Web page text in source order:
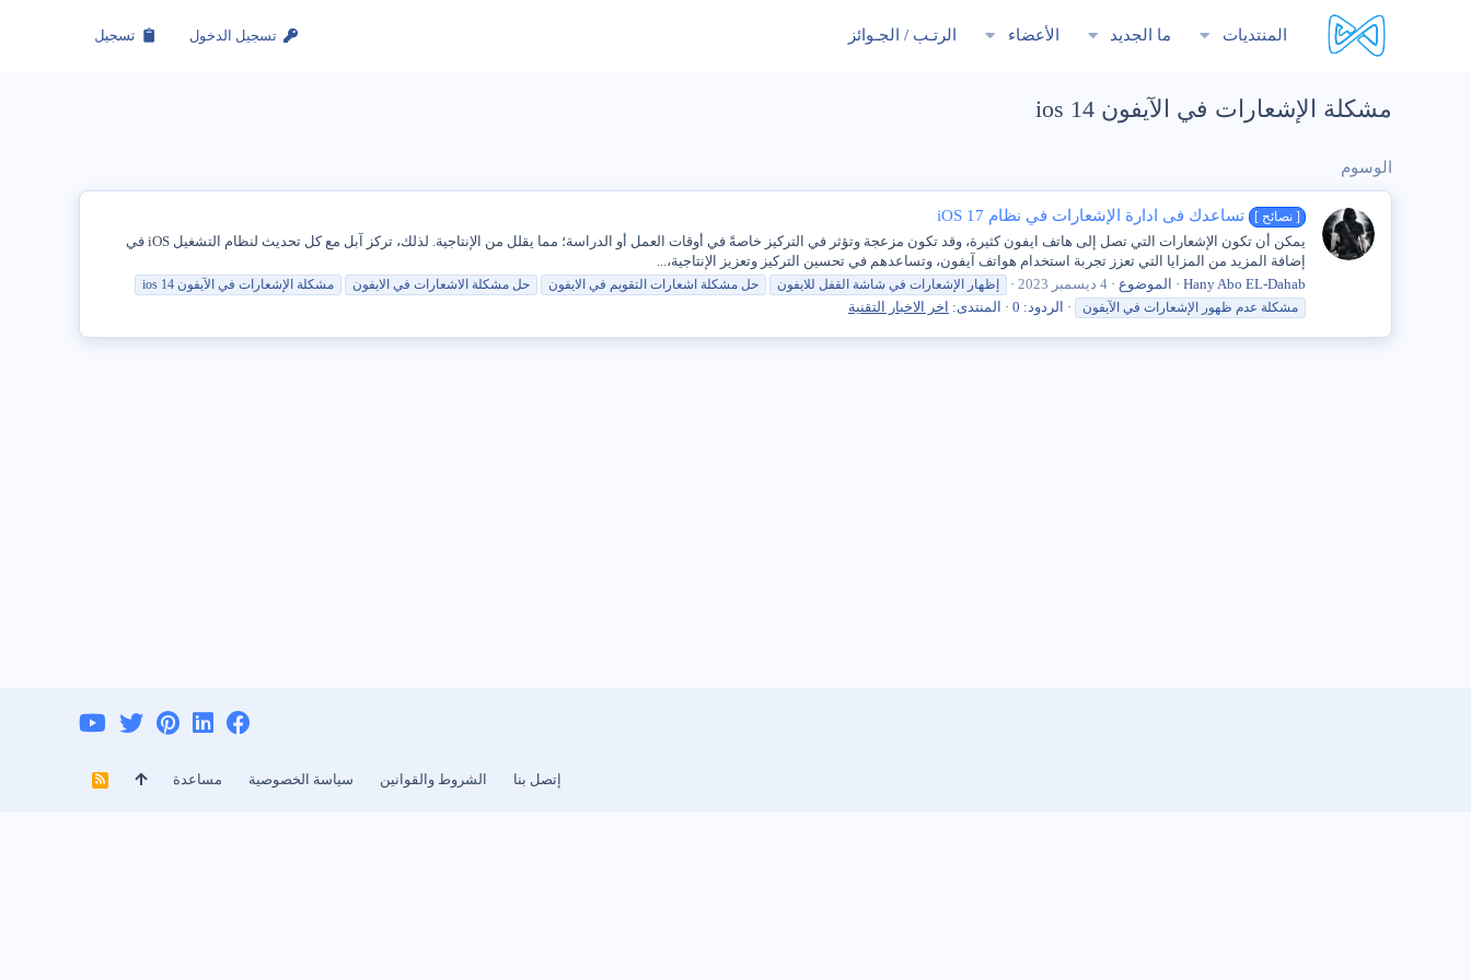
المنتديات ما الجديد الأعضاء الرتـب / الجـوائز تسجيل الدخول تسجيل
مشكلة الإشعارات في الآيفون ios 14
الوسوم
[ نصائح ] تساعدك فى ادارة الإشعارات في نظام iOS 17
يمكن أن تكون الإشعارات التي تصل إلى هاتف ايفون كثيرة، وقد تكون مزعجة وتؤثر في التركيز خاصةً في أوقات العمل أو الدراسة؛ مما يقلل من الإنتاجية. لذلك، تركز آبل مع كل تحديث لنظام التشغيل iOS في
إضافة المزيد من المزايا التي تعزز تجربة استخدام هواتف آيفون، وتساعدهم في تحسين التركيز وتعزيز الإنتاجية،...
Hany Abo EL-Dahab
الموضوع 4 ديسمبر 2023 إظهار الإشعارات في شاشة القفل للايفون حل مشكلة اشعارات التقويم في الايفون حل مشكلة الاشعارات في الايفون مشكلة الإشعارات في الآيفون ios 14
مشكلة عدم ظهور الإشعارات في الآيفون الردود: 0 المنتدى: اخر الاخبار التقنية
إتصل بنا الشروط والقوانين سياسة الخصوصية مساعدة
R